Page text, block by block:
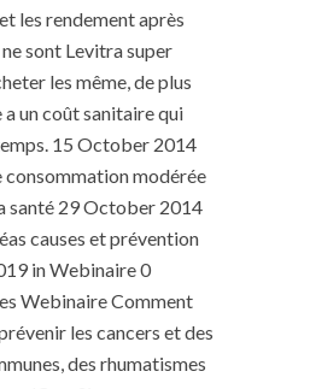
les rendement après
sont Levitra super
les même, de plus
un coût sanitaire qui
15 October 2014
consommation modérée
santé 29 October 2014
causes et prévention
in Webinaire 0
Webinaire Comment
les cancers et des
des rhumatismes